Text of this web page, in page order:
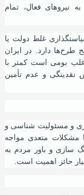
نیروهای فعال، تمام
غلط دولت یا
طرح‌ها دارد. در ایران
بومی است کمتر با
نقدینگی و عدم تأمین
و مسئولیت شناسی و
مشکلات متعدی مواجه
سازی و باور مردم به
حائز اهمیت است.